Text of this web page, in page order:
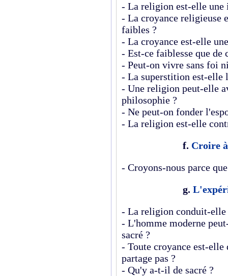
- La religion est-elle une
- La croyance religieuse
faibles ?
- La croyance est-elle
- Est-ce faiblesse que de
- Peut-on vivre sans foi
- La superstition est-elle
- Une religion peut-elle
philosophie ?
- Ne peut-on fonder
- La religion est-elle
f. Croire
- Croyons-nous parce
g.
- La religion conduit-elle
- L'homme moderne
sacré ?
- Toute croyance est-
partage pas ?
- Qu'y a-t-il de sacré ?